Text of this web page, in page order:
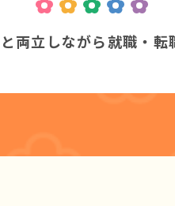
両立しながら就職・転